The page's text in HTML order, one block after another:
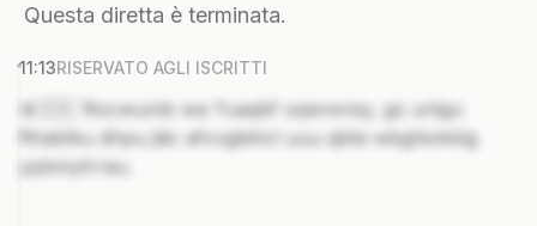
Questa diretta è terminata.
11:13RISERVATO AGLI ISCRITTI
🚨🇸🇰 Rocwumb wa Yuaqbf oqwvsrey, gz unlgu
fthablku dhpu jtiic afvvgbihcl uuu qblsi wbghiokklg
ypbmytrrau.